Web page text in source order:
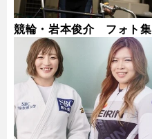
競輪・岩本俊介 フォト集